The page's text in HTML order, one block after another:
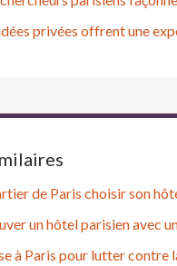
privées offrent une
de Paris choisir son
un hôtel parisien avec
à Paris pour lutter